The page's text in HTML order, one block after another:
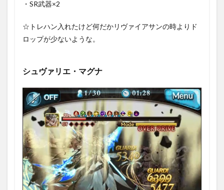
・SR武器×2
☆トレハン入れたけど何だかリヴァイアサンの時よりド
ロップが少ないような。
シュヴァリエ・マグナ